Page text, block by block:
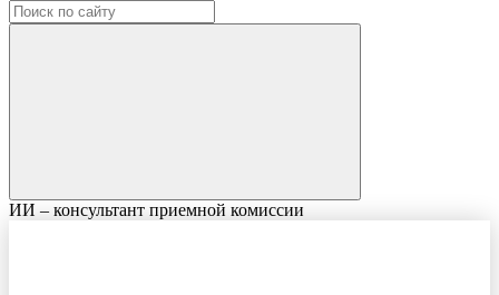
ИИ – консультант приемной комиссии